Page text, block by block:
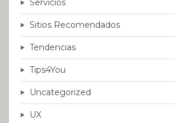
Servicios
Sitios Recomendados
Tendencias
Tips4You
Uncategorized
UX